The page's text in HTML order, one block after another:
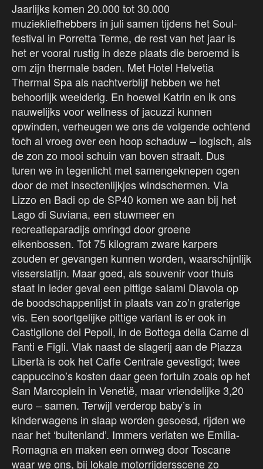
Jaarlijks komen 20.000 tot 30.000
muziekliefhebbers in juli samen tijdens het Soul-
festival in Porretta Terme, de rest van het jaar is
het er vooral rustig in deze plaats die beroemd is
om zijn thermale baden. Met Hotel Helvetia
Thermal Spa als nachtverblijf hebben we het
behoorlijk weelderig. En hoewel Katrin en ik ons
nauwelijks voor wellness of jacuzzi kunnen
opwinden, verheugen we ons de volgende ochtend
toch al vroeg over een hoop schaduw – logisch, als
de zon zo mooi schuin van boven straalt. Dus
turen we in tegenlicht met samengeknepen ogen
door de met insectenlijkjes windschermen. Via
Lizzo en Badi op de SP40 komen we aan bij het
Lago di Suviana, een stuwmeer en
recreatieparadijs omringd door groene
eikenbossen. Tot 75 kilogram zware karpers
zouden er gevangen kunnen worden, waarschijnlijk
visserslatijn. Maar goed, als souvenir voor thuis
staat in ieder geval een pittige salami Diavola op
de boodschappenlijst in plaats van zo’n graterige
vis. Een soortgelijke pittige variant is er ook in
Castiglione dei Pepoli, in de Bottega della Carne di
Fanti e Figli. Vlak naast de slagerij aan de Piazza
Libertà is ook het Caffe Centrale gevestigd; twee
cappuccino’s kosten daar geen fortuin zoals op het
San Marcoplein in Venetië, maar vriendelijke 3,20
euro – samen. Terwijl verderop baby’s in
kinderwagens in slaap worden gesoesd, rijden we
naar het ‘buitenland’. Immers verlaten we Emilia-
Romagna en maken een omweg door Toscane
waar we ons, bij lokale motorrijdersscene zo